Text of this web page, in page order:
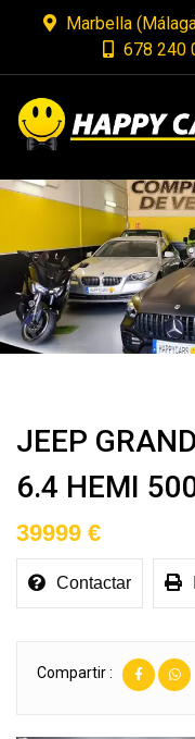
Marbella
678 240
JEEP
6.4 HEMI
39999 €
Contactar
Compartir :